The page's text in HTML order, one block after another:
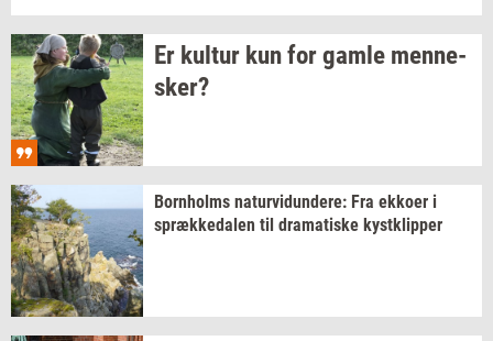
Er kul­tur kun for gamle men­ne­
sker?
Born­holms na­tur­vi­dun­de­re: Fra ek­ko­er i
spræk­ke­da­len til dra­ma­ti­ske kyst­klip­per